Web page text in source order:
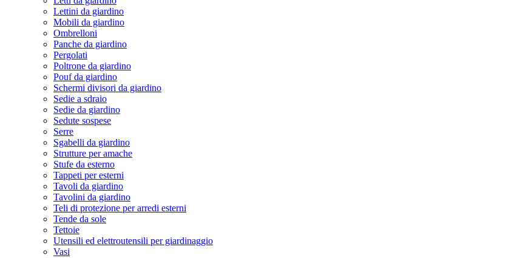
Lettini da giardino
Mobili da giardino
Ombrelloni
Panche da giardino
Pergolati
Poltrone da giardino
Pouf da giardino
Schermi divisori da giardino
Sedie a sdraio
Sedie da giardino
Sedute sospese
Serre
Sgabelli da giardino
Strutture per amache
Stufe da esterno
Tappeti per esterni
Tavoli da giardino
Tavolini da giardino
Teli di protezione per arredi esterni
Tende da sole
Tettoie
Utensili ed elettroutensili per giardinaggio
Vasi